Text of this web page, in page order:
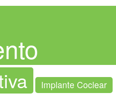
Implante Coclear